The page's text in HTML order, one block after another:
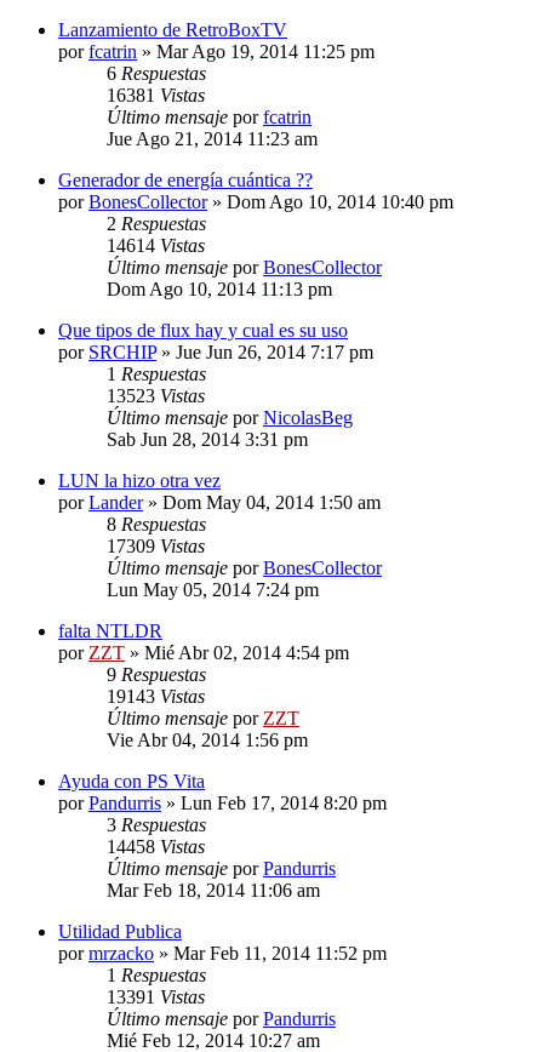
Lanzamiento de RetroBoxTV
porfcatrin » Mar Ago 19, 2014 11:25 pm
6 Respuestas
16381 Vistas
Último mensaje porfcatrin
Jue Ago 21, 2014 11:23 am
Generador de energía cuántica ??
porBonesCollector» Dom Ago 10, 2014 10:40 pm
2 Respuestas
14614 Vistas
Último mensaje porBonesCollector
Dom Ago 10, 2014 11:13 pm
Que tipos de flux hay y cual es su uso
por SRCHIP» Jue Jun 26, 2014 7:17 pm
1 Respuestas
13523 Vistas
Último mensaje porNicolasBeg
Sab Jun 28, 2014 3:31 pm
LUN la hizo otra vez
porLander» Dom May 04, 2014 1:50 am
8 Respuestas
17309 Vistas
Último mensaje porBonesCollector
Lun May 05, 2014 7:24 pm
falta NTLDR
por ZZT » Mié Abr 02, 2014 4:54 pm
9 Respuestas
19143 Vistas
Último mensaje por ZZT
Vie Abr 04, 2014 1:56 pm
Ayuda con PS Vita
porPandurris » Lun Feb 17, 2014 8:20 pm
3 Respuestas
14458 Vistas
Último mensaje porPandurris
Mar Feb 18, 2014 11:06 am
Utilidad Publica
pormrzacko » Mar Feb 11, 2014 11:52 pm
1 Respuestas
13391 Vistas
Último mensaje porPandurris
Mié Feb 12, 2014 10:27 am